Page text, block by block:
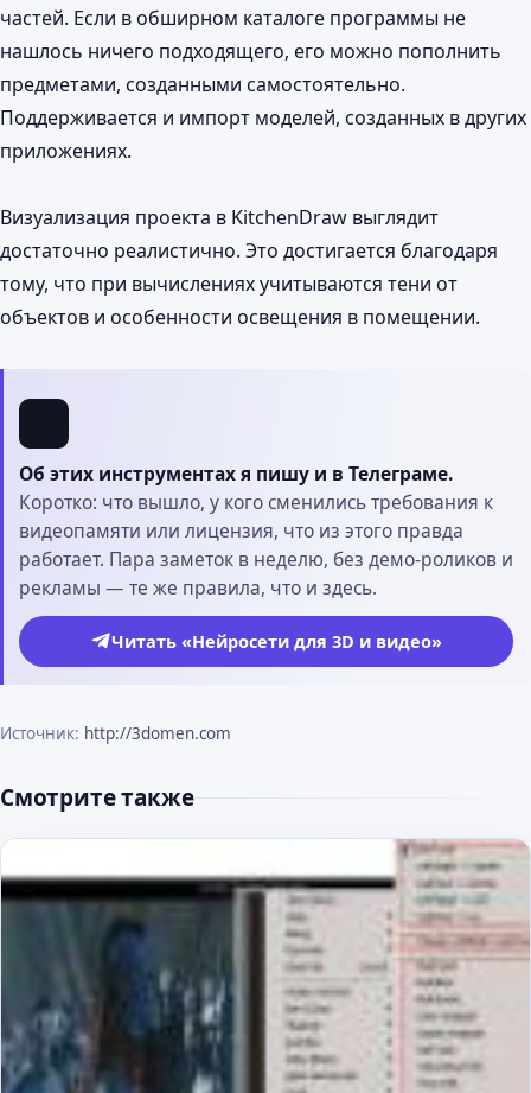
частей. Если в обширном каталоге программы не
нашлось ничего подходящего, его можно пополнить
предметами, созданными самостоятельно.
Поддерживается и импорт моделей, созданных в других
приложениях.
Визуализация проекта в KitchenDraw выглядит
достаточно реалистично. Это достигается благодаря
тому, что при вычислениях учитываются тени от
объектов и особенности освещения в помещении.
Об этих инструментах я пишу и в Телеграме.
Коротко: что вышло, у кого сменились требования к
видеопамяти или лицензия, что из этого правда
работает. Пара заметок в неделю, без демо-роликов и
рекламы — те же правила, что и здесь.
Читать «Нейросети для 3D и видео»
Источник: http://3domen.com
Смотрите также